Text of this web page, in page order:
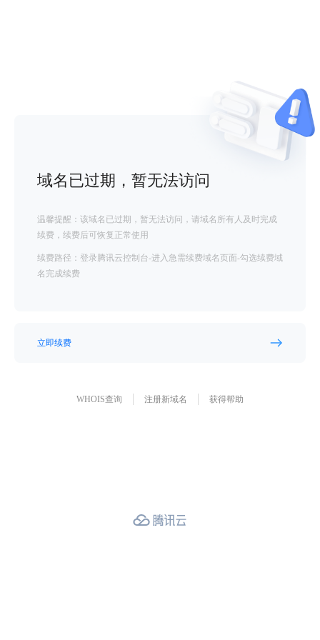
域名已过期，暂无法访问
温馨提醒：该域名已过期，暂无法访问，请域名所有人及时完成
续费，续费后可恢复正常使用
续费路径：登录腾讯云控制台-进入急需续费域名页面-勾选续费域
名完成续费
立即续费
WHOIS查询 注册新域名 获得帮助